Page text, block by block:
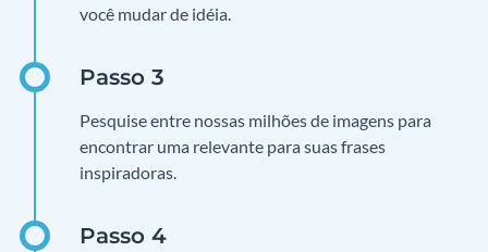
você mudar de idéia.
Pesquise entre nossas milhões de imagens para
encontrar uma relevante para suas frases
inspiradoras.